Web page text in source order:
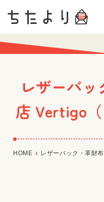
レザーバ
店 Vertigo（
HOME レザーバック・革財